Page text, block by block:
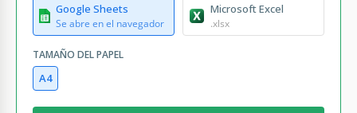
Google Sheets
Se abre en el navegador
Microsoft Excel
.xlsx
TAMAÑO DEL PAPEL
A4